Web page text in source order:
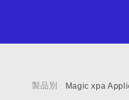
製品別 Magic xpa